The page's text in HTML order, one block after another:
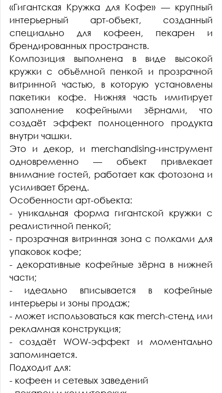
«Гигантская Кружка для Кофе» — крупный
интерьерный арт-объект, созданный
специально для кофеен, пекарен и
брендированных пространств.
Композиция выполнена в виде высокой
кружки с объёмной пенкой и прозрачной
витринной частью, в которую установлены
пакетики кофе. Нижняя часть имитирует
заполнение кофейными зёрнами, что
создаёт эффект полноценного продукта
внутри чашки.
Это и декор, и merchandising-инструмент
одновременно — объект привлекает
внимание гостей, работает как фотозона и
усиливает бренд.
Особенности арт-объекта:
- уникальная форма гигантской кружки с
реалистичной пенкой;
- прозрачная витринная зона с полками для
упаковок кофе;
- декоративные кофейные зёрна в нижней
части;
- идеально вписывается в кофейные
интерьеры и зоны продаж;
- может использоваться как merch-стенд или
рекламная конструкция;
- создаёт WOW-эффект и моментально
запоминается.
Подходит для:
- кофеен и сетевых заведений